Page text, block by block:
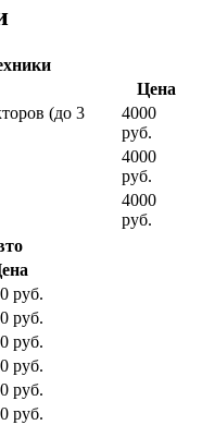
Цена
(до 3
4000
руб.
4000
руб.
4000
руб.
руб.
руб.
руб.
руб.
руб.
руб.